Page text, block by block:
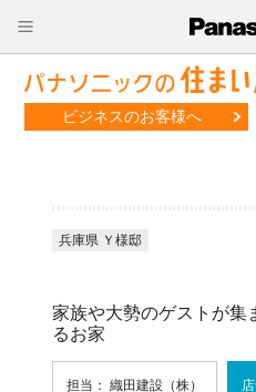
ビジネスのお客様へ
兵庫県 Ｙ様邸
家族や大勢のゲストが集
るお家
担当： 織田建設（株）